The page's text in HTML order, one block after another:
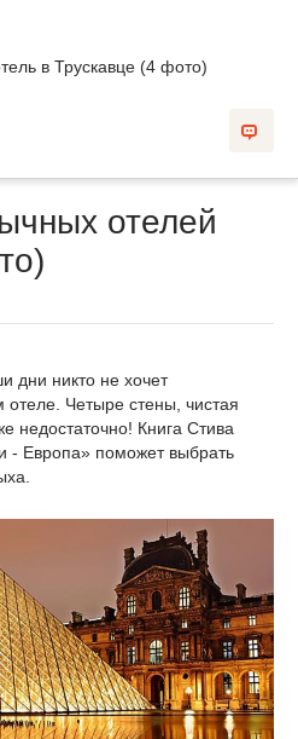
отелей
дни никто не хочет
отеле. Четыре стены, чистая
недостаточно! Книга Стива
- Европа» поможет выбрать